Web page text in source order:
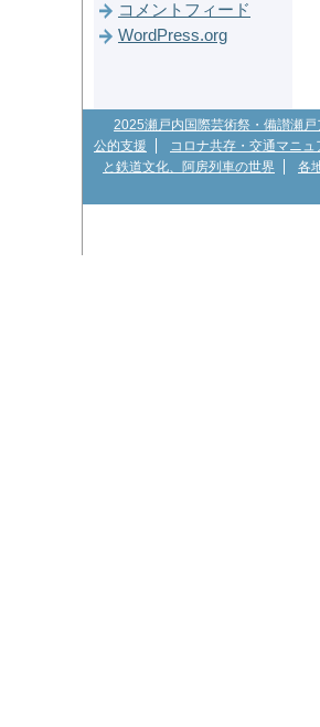
コメントフィード
WordPress.org
2025瀬戸内国際芸術祭・備讃瀬
公的支援
コロナ共存・交通マニュ
と鉄道文化、阿房列車の世界
各